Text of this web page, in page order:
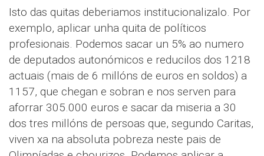
Isto das quitas deberiamos institucionalizalo. Por
exemplo, aplicar unha quita de políticos
profesionais. Podemos sacar un 5% ao numero
de deputados autonómicos e reducilos dos 1218
actuais (mais de 6 millóns de euros en soldos) a
1157, que chegan e sobran e nos serven para
aforrar 305.000 euros e sacar da miseria a 30
dos tres millóns de persoas que, segundo Caritas,
viven xa na absoluta pobreza neste pais de